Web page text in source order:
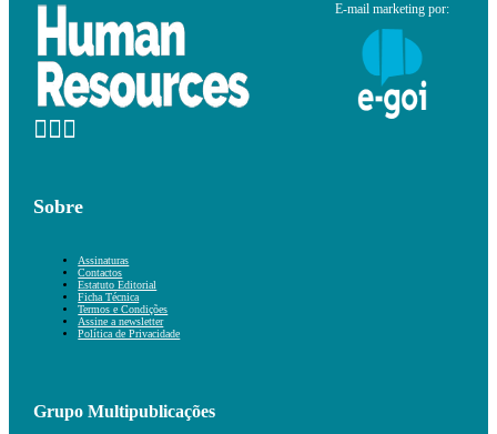
E-mail marketing por:
Sobre
Assinaturas
Contactos
Estatuto Editorial
Ficha Técnica
Termos e Condições
Assine a newsletter
Política de Privacidade
Grupo Multipublicações